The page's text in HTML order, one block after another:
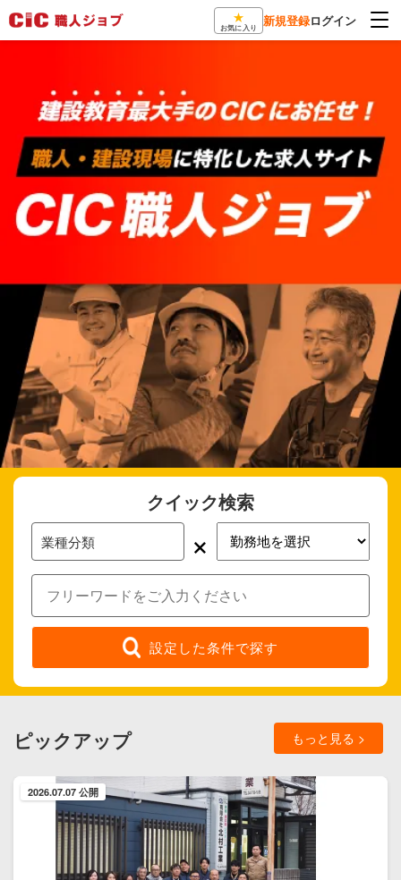
★
お気に入り 新規登録ログイン
クイック検索
業種分類 ×
設定した条件で探す
ピックアップ もっと見る >
2026.07.07 公開